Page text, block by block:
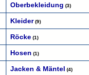
Oberbekleidung (3)
Kleider(9)
Röcke (1)
Hosen (1)
Jacken & Mäntel (4)